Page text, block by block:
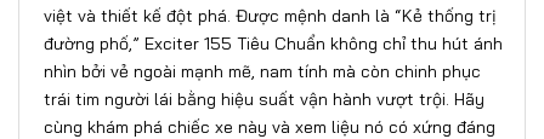
việt và thiết kế đột phá. Được mệnh danh là “Kẻ thống trị
đường phố,” Exciter 155 Tiêu Chuẩn không chỉ thu hút ánh
nhìn bởi vẻ ngoài mạnh mẽ, nam tính mà còn chinh phục
trái tim người lái bằng hiệu suất vận hành vượt trội. Hãy
cùng khám phá chiếc xe này và xem liệu nó có xứng đáng